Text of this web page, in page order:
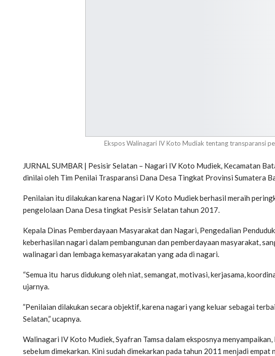
Ekspos Walinagari IV Koto Mudiak tentang transparansi
JURNAL SUMBAR | Pesisir Selatan – Nagari IV Koto Mudiek, Kecamatan
dinilai oleh Tim Penilai Trasparansi Dana Desa Tingkat Provinsi Sumatera
Penilaian itu dilakukan karena Nagari IV Koto Mudiek berhasil meraih
pengelolaan Dana Desa tingkat Pesisir Selatan tahun 2017.
Kepala Dinas Pemberdayaan Masyarakat dan Nagari, Pengedalian
keberhasilan nagari dalam pembangunan dan pemberdayaan masyarakat,
walinagari dan lembaga kemasyarakatan yang ada di nagari.
“Semua itu harus didukung oleh niat, semangat, motivasi, kerjasama,
ujarnya.
”Penilaian dilakukan secara objektif, karena nagari yang keluar sebagai
Selatan,” ucapnya.
Walinagari IV Koto Mudiek, Syafran Tamsa dalam eksposnya
sebelum dimekarkan. Kini sudah dimekarkan pada tahun 2011 menjadi